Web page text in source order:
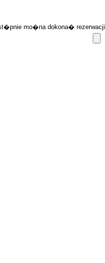
mo�na dokona� rezerwacji.